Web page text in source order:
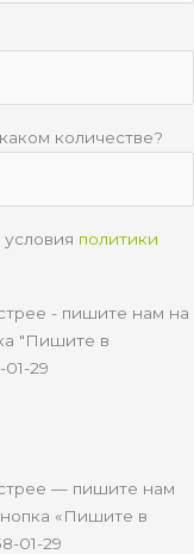
количестве?
политики
- пишите нам на
"Пишите в
29
— пишите нам
«Пишите в
01-29